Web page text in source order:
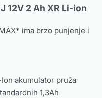
12V 2 Ah XR Li-ion
ima brzo punjenje i
Ion akumulator pruža
1,3Ah